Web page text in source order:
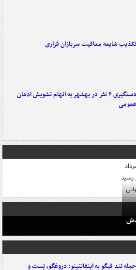
تکذیب شایعه معافیت سربازان فراری
دستگیری ۶ نفر در بهشهر به اتهام تشویش اذهان
عمومی
حمله تند فیگو به اینفانتینو: دروغگو، پَست‌ و